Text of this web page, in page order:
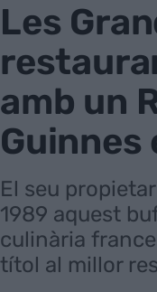
Les
amb un
Guinnes
El seu
1989 aquest
culinària
títol al millor